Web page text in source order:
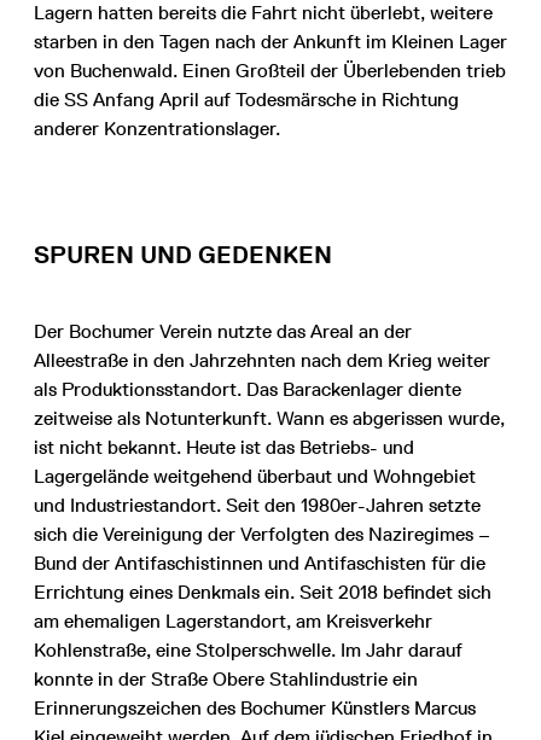
Lagern hatten bereits die Fahrt nicht überlebt, weitere
starben in den Tagen nach der Ankunft im Kleinen Lager
von Buchenwald. Einen Großteil der Überlebenden trieb
die SS Anfang April auf Todesmärsche in Richtung
anderer Konzentrationslager.
SPUREN UND GEDENKEN
Der Bochumer Verein nutzte das Areal an der
Alleestraße in den Jahrzehnten nach dem Krieg weiter
als Produktionsstandort. Das Barackenlager diente
zeitweise als Notunterkunft. Wann es abgerissen wurde,
ist nicht bekannt. Heute ist das Betriebs- und
Lagergelände weitgehend überbaut und Wohngebiet
und Industriestandort. Seit den 1980er-Jahren setzte
sich die Vereinigung der Verfolgten des Naziregimes –
Bund der Antifaschistinnen und Antifaschisten für die
Errichtung eines Denkmals ein. Seit 2018 befindet sich
am ehemaligen Lagerstandort, am Kreisverkehr
Kohlenstraße, eine Stolperschwelle. Im Jahr darauf
konnte in der Straße Obere Stahlindustrie ein
Erinnerungszeichen des Bochumer Künstlers Marcus